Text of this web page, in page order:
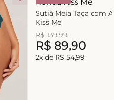
Sutiã Meia Taça com
Kiss Me
R$ 139,99
R$ 89,90
2x de R$ 54,99